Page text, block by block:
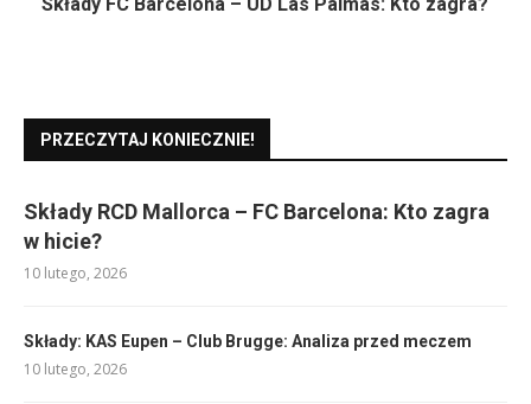
PRZECZYTAJ KONIECZNIE!
Składy RCD Mallorca – FC Barcelona: Kto zagra
w hicie?
10 lutego, 2026
Składy: KAS Eupen – Club Brugge: Analiza przed meczem
10 lutego, 2026